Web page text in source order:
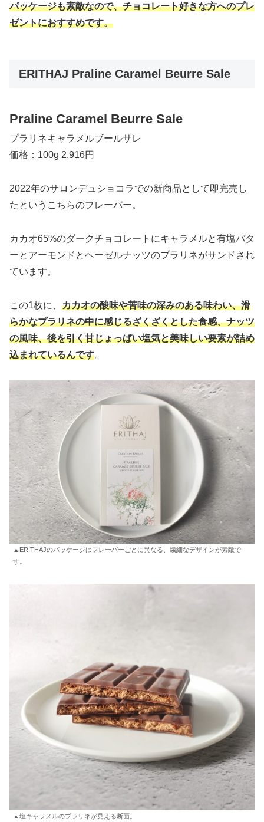
パッケージも素敵なので、チョコレート好きな方へのプレ
ゼントにおすすめです。
ERITHAJ Praline Caramel Beurre Sale
Praline Caramel Beurre Sale
プラリネキャラメルブールサレ
価格：100g 2,916円
2022年のサロンデュショコラでの新商品として即完売し
たというこちらのフレーバー。
カカオ65%のダークチョコレートにキャラメルと有塩バタ
ーとアーモンドとヘーゼルナッツのプラリネがサンドされ
ています。
この1枚に、 カカオの酸味や苦味の深みのある味わい、滑
らかなプラリネの中に感じるざくざくとした食感、ナッツ
の風味、後を引く甘じょっぱい塩気と美味しい要素が詰め
込まれているんです。
▲ERITHAJのパッケージはフレーバーごとに異なる、繊細なデザインが素敵で
す。
▲塩キャラメルのプラリネが見える断面。